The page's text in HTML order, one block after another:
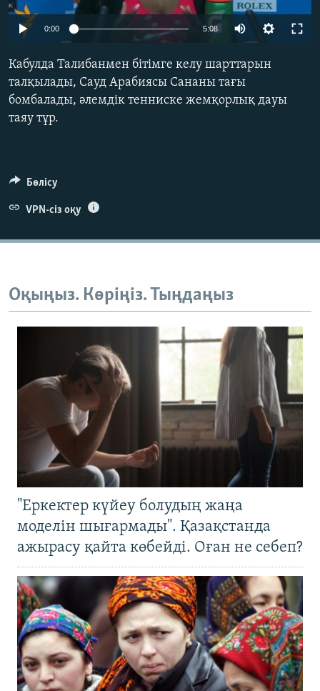
ЖАЗЫЛЫҢЫЗ
Басқа тілдерде
0:00 5:08
Кабулда Талибанмен бітімге келу шарттарын
талқылады, Сауд Арабиясы Сананы тағы
бомбалады, әлемдік тенниске жемқорлық дауы
таяу тұр.
Бөлісу
VPN-сіз оқу
Оқыңыз. Көріңіз. Тыңдаңыз
"Еркектер күйеу болудың жаңа
моделін шығармады". Қазақстанда
ажырасу қайта көбейді. Оған не себеп?